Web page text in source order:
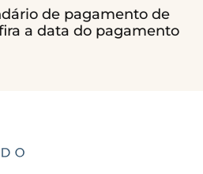
de pagamento de
a data do pagamento